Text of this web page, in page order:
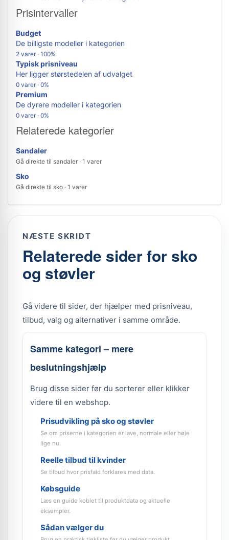
Prisintervaller
Budget
De billigste modeller i kategorien
2 varer · 100%
Typisk prisniveau
Her ligger størstedelen af udvalget
0 varer · 0%
Premium
De dyrere modeller i kategorien
0 varer · 0%
Relaterede kategorier
Sandaler
Gå direkte til sandaler · 1 varer
Sko
Gå direkte til sko · 1 varer
NÆSTE SKRIDT
Relaterede sider for sko
og støvler
Gå videre til sider, der hjælper med prisniveau,
tilbud, valg og alternativer i samme område.
Samme kategori – mere
beslutningshjælp
Brug disse sider før du sorterer eller klikker
videre til en webshop.
Prisudvikling på sko og støvler
Se om priserne i kategorien er lave, normale eller høje
lige nu.
Reelle tilbud til kvinder
Se tilbud hvor prisfald forklares med data.
Købsguide
Læs en guide koblet til produktdata og aktuelle
eksempler.
Sådan vælger du